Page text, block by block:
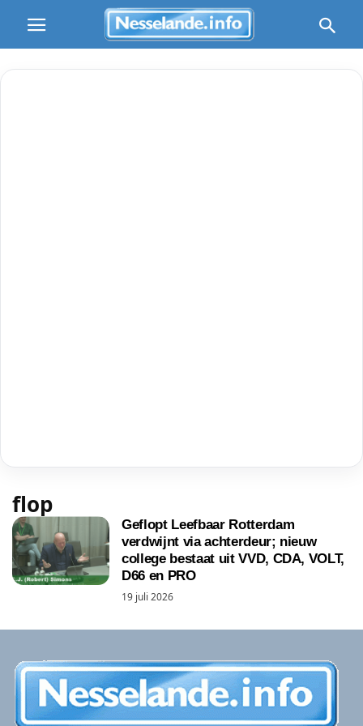
flop
Geflopt Leefbaar Rotterdam
verdwijnt via achterdeur; nieuw
college bestaat uit VVD, CDA, VOLT,
D66 en PRO
19 juli 2026